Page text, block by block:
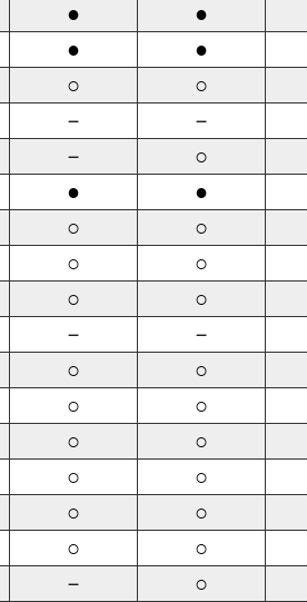
● ●
● ●
○ ○
－ －
－ ○
● ●
○ ○
○ ○
○ ○
－ －
○ ○
○ ○
○ ○
○ ○
○ ○
○ ○
－ ○